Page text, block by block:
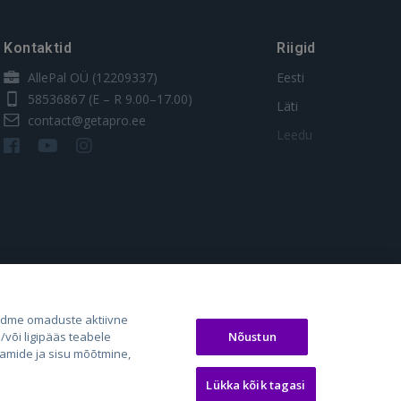
Kontaktid
AllePal OÜ (12209337)
58536867 (E – R 9.00–17.00)
contact@getapro.ee
Riigid
Eesti
Läti
Leedu
auto24.ee
KV.ee
Osta.ee
KuldneBörs.ee
omaduste aktiivne
või ligipääs teabele
ja sisu mõõtmine,
Nõustun
Lükka kõik tagasi